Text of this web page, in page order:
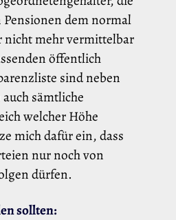
dem normal
nicht mehr vermittelbar
öffentlich
sind neben
sämtliche
welcher Höhe
mich dafür ein, dass
nur noch von
dürfen.
sollten: